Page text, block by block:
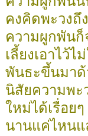
คงคิดพะวงถึ
ความผูกพันก็
เลี้ยงเอาไว้
พันธะขึ้นมาด้
นิสัยความพะ
ใหม่ได้เรื่อย
นานแค่ไหน